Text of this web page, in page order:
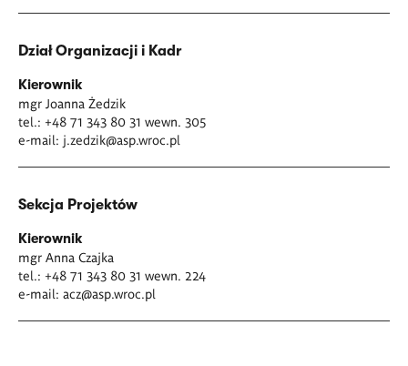
Dział Organizacji i Kadr
Kierownik
mgr Joanna Żedzik
tel.: +48 71 343 80 31 wewn. 305
e-mail: j.zedzik@asp.wroc.pl
Sekcja Projektów
Kierownik
mgr Anna Czajka
tel.: +48 71 343 80 31 wewn. 224
e-mail: acz@asp.wroc.pl